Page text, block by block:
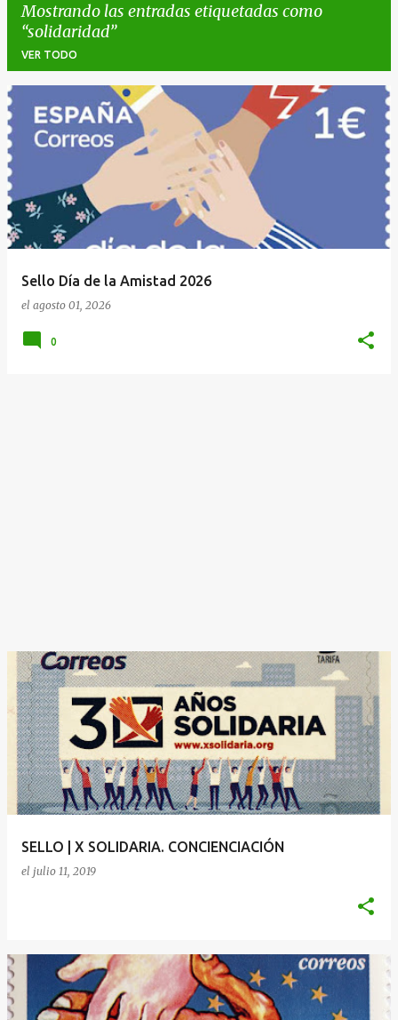
Mostrando las entradas etiquetadas como
solidaridad
VER TODO
E
n
t
r
a
d
Sello Día de la Amistad 2026
el agosto 01, 2026
0
SELLO | X SOLIDARIA. CONCIENCIACIÓN
el julio 11, 2019